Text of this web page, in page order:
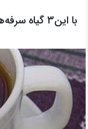
با این۳ گیاه سرفه‌های مداوم را درمان کنید